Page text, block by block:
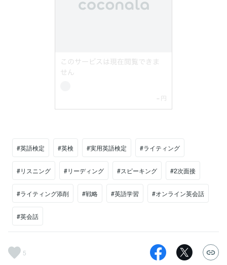
#英語検定 #英検 #実用英語検定 #ライティング
#リスニング #リーディング #スピーキング #2次面接
#ライティング添削 #戦略 #英語学習 #オンライン英会話
#英会話
5